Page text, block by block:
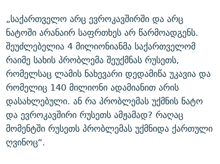
„საქართველო არც ევროკავშირში და არც
ნატოში არანაირ საფრთხეს არ წარმოადგენს.
შეუძლებელია 4 მილიონიანმა საქართველომ
რაიმე სახის პრობლემა შეუქმნას რუსეთს,
რომელსაც ლამის ნახევარი დედამიწა უკავია და
რომელიც 140 მილიონი ადამიანით არის
დასახლებული. ან რა პრობლემას უქმნის ნატო
და ევროკავშირი რუსეთს ამჟამად? რაღაც
მომენტში რუსეთს პრობლემას უქმნიდა ქართული
ღვინოც“.